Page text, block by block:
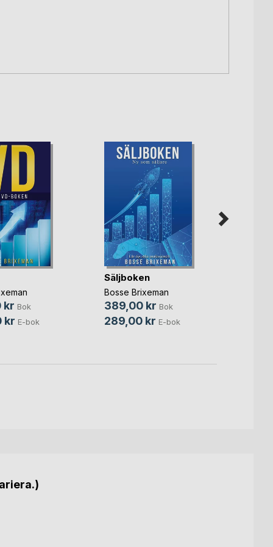
kr Bok
kr E-bok
Säljboken
Bosse Brixeman
389,00 kr Bok
289,00 kr E-bok